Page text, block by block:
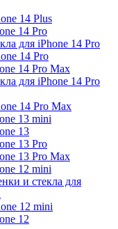
14 Plus
14 Pro
для iPhone 14 Pro
14 Pro
14 Pro Max
для iPhone 14 Pro
14 Pro Max
13 mini
13
13 Pro
13 Pro Max
12 mini
и стекла для
12 mini
12